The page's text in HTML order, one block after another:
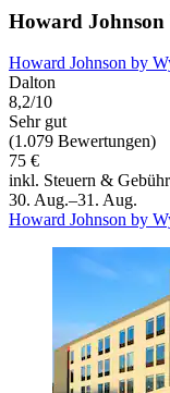
Howard
Howard Johnson by
Dalton
8,2/10
Sehr gut
(1.079 Bewertungen)
75 €
inkl. Steuern &
30. Aug.–31. Aug.
Howard Johnson by